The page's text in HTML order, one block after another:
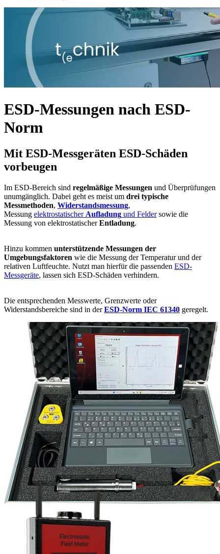
ESD-Messungen nach ESD-
Norm
Mit ESD-Messgeräten ESD-Schäden
vorbeugen
Im ESD-Bereich sind regelmäßige Messungen und Überprüfungen
unumgänglich. Dabei geht es meist um drei typische
Messmethoden, Widerstandsmessung,
Messung elektrostatischer Aufladung und Feldersowie die
Messung von elektrostatischerEntladung.
Hinzu kommen unterstützende Messungen der
Umgebungsfaktoren wie die Messung der Temperatur und der
relativen Luftfeuchte. Nutzt man hierfür die passenden ESD-
Messgeräte, lassen sich ESD-Schäden verhindern.
Die entsprechenden Messwerte, Grenzwerte oder
Widerstandsbereiche sind in derESD-Norm IEC 61340 geregelt.